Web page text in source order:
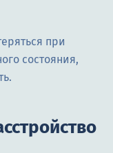
при
состояния,